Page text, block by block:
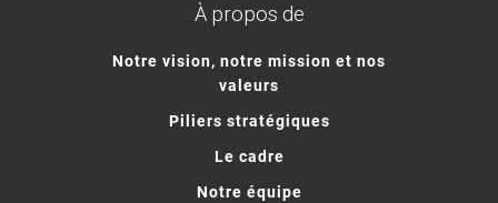
À propos de
Notre vision, notre mission et nos
valeurs
Piliers stratégiques
Le cadre
Notre équipe